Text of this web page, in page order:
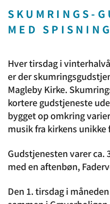
SKUMRINGS-
MED SPISNING
Hver tirsdag i
er der
Magleby Kirke.
kortere gudstjeneste
bygget op omkring
musik fra kirkens unikke
Gudstjenesten varer
med en aftenbøn,
Den 1. tirsdag i